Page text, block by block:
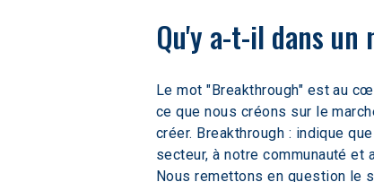
Qu'y a-t-il dans un
Le mot "Breakthrough" est au
ce que nous créons sur le
créer. Breakthrough : indique
secteur, à notre communauté
Nous remettons en question le